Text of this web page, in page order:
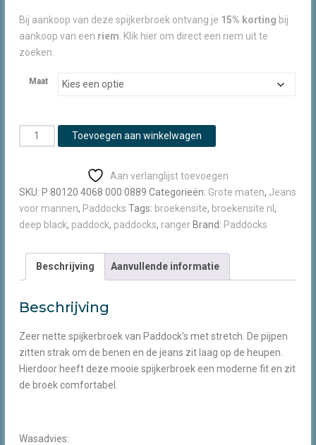
Bij aankoop van deze spijkerbroek ontvang je 15% korting bij
aankoop van een riem . Klik hier om direct een riem uit te
zoeken.
Maat
Paddocks
Ranger
blue
aantal
Toevoegen aan winkelwagen
Aan verlanglijst toevoegen
SKU: P 80120 4068 000 0889 Categorieën: Grote maten, Jeans
voor mannen, Paddocks Tags: broekensite, broekensite.nl ,
deep black, paddock, paddocks, ranger Brand: Paddocks
Beschrijving Aanvullende informatie
Beschrijving
Zeer nette spijkerbroek van Paddock’s met stretch. De pijpen
zitten strak om de benen en de jeans zit laag op de heupen.
Hierdoor heeft deze mooie spijkerbroek een moderne fit en zit
de broek comfortabel.
Wasadvies: